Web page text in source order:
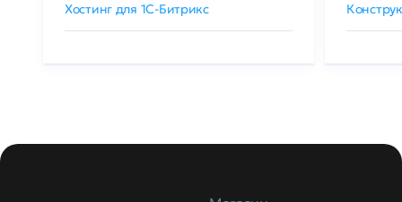
Хостинг для 1C-Битрикс